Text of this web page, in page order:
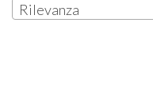
Rilevanza